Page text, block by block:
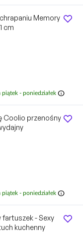
Memory
cm
piątek - poniedziałek info
Coolio przenośny
piątek - poniedziałek info
fartuszek - Sexy
kuchenny